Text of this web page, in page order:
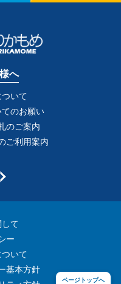
ページトップへ
へ
いて
のお願い
のご案内
ご利用案内
て
ー
いて
基本方針